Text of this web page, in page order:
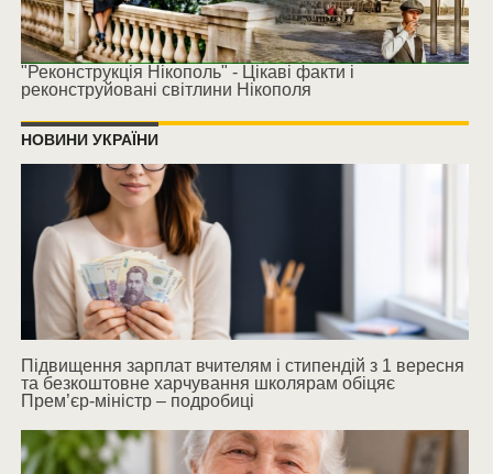
"Реконструкція Нікополь" - Цікаві факти і
реконструйовані світлини Нікополя
НОВИНИ УКРАЇНИ
Підвищення зарплат вчителям і стипендій з 1 вересня
та безкоштовне харчування школярам обіцяє
Прем’єр-міністр – подробиці